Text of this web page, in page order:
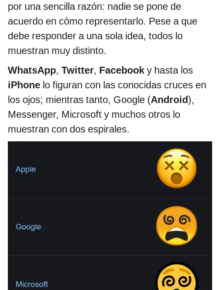
por una sencilla razón: nadie se pone de
acuerdo en cómo representarlo. Pese a que
debe responder a una sola idea, todos lo
muestran muy distinto.
WhatsApp, Twitter, Facebook y hasta los
iPhone lo figuran con las conocidas cruces en
los ojos; mientras tanto, Google (Android),
Messenger, Microsoft y muchos otros lo
muestran con dos espirales.